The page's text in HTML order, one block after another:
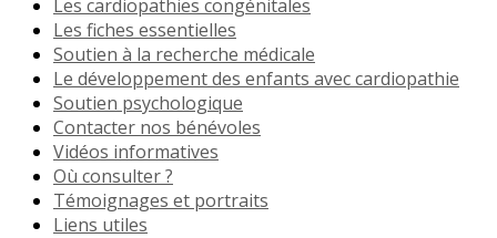
Les cardiopathies congénitales
Les fiches essentielles
Soutien à la recherche médicale
Le développement des enfants avec cardiopathie
Soutien psychologique
Contacter nos bénévoles
Vidéos informatives
Où consulter ?
Témoignages et portraits
Liens utiles